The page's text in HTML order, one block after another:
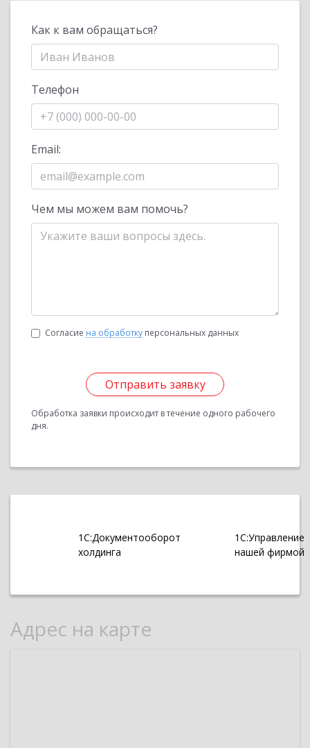
Как к вам обращаться?
Телефон
Email:
Чем мы можем вам помочь?
Согласие на обработку персональных данных
Отправить заявку
Обработка заявки происходит в течение одного рабочего
дня.
1С:Документооборот
холдинга
1С:Управление
нашей фирмой
Адрес на карте